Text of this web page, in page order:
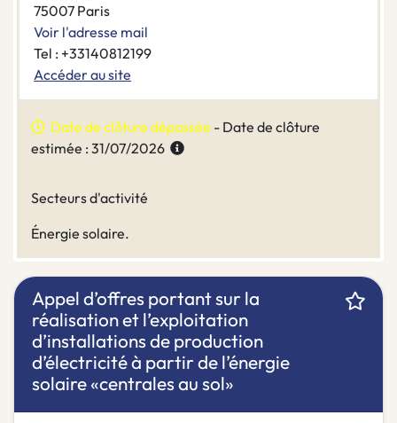
75007 Paris
Voir l'adresse mail
Tel : +33140812199
Accéder au site
Date de clôture dépassée - Date de clôture
estimée : 31/07/2026
Secteurs d'activité
Énergie solaire.
Appel d’offres portant sur la
réalisation et l’exploitation
d’installations de production
d’électricité à partir de l’énergie
solaire «centrales au sol»